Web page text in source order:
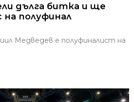
дълга битка и ще
на полуфинал
Медведев е полуфиналист на